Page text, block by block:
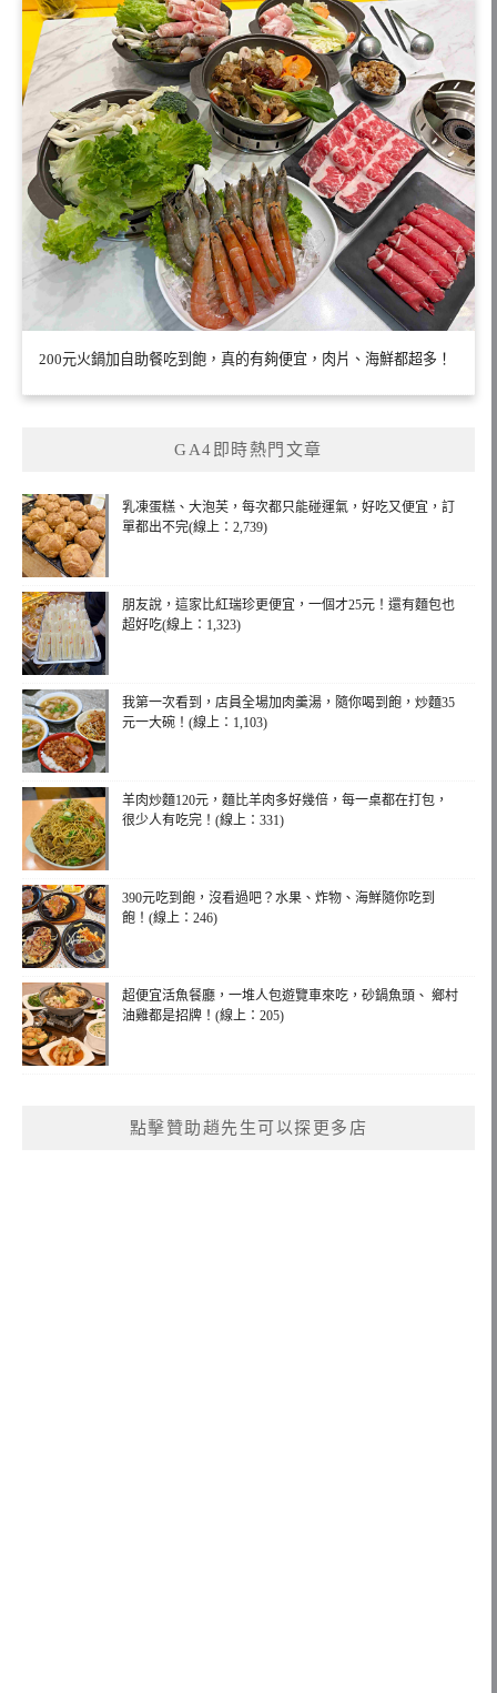
200元火鍋加自助餐吃到飽，真的有夠便宜，肉片、海鮮都超多！
GA4即時熱門文章
乳凍蛋糕、大泡芙，每次都只能碰運氣，好吃又便宜，訂
單都出不完(線上：2,739)
朋友說，這家比紅瑞珍更便宜，一個才25元！還有麵包也
超好吃(線上：1,323)
我第一次看到，店員全場加肉羹湯，隨你喝到飽，炒麵35
元一大碗！(線上：1,103)
羊肉炒麵120元，麵比羊肉多好幾倍，每一桌都在打包，
很少人有吃完！(線上：331)
390元吃到飽，沒看過吧？水果、炸物、海鮮隨你吃到
飽！(線上：246)
超便宜活魚餐廳，一堆人包遊覽車來吃，砂鍋魚頭、 鄉村
油雞都是招牌！(線上：205)
點擊贊助趙先生可以探更多店